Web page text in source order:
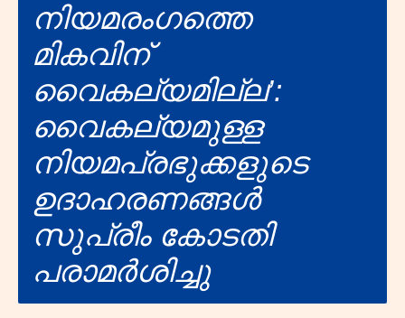
നിയമരംഗത്തെ
മികവിന്
വൈകല്യമില്ല’:
വൈകല്യമുള്ള
നിയമപ്രഭുക്കളുടെ
ഉദാഹരണങ്ങൾ
സുപ്രീം കോടതി
പരാമർശിച്ചു